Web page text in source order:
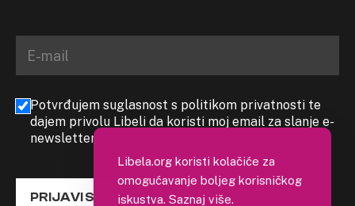
Potvrđujem suglasnost s politikom privatnosti te
dajem privolu Libeli da koristi moj email za slanje e-
newslettera
PRIJAVI SE
Libela.org koristi kolačiće za
omogućavanje boljeg korisničkog
iskustva. Saznaj više.